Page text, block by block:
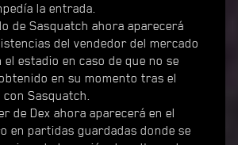
la entrada.
de Sasquatch ahora aparecerá
del vendedor del mercado
el estadio en caso de que no se
en su momento tras el
con Sasquatch.
de Dex ahora aparecerá en el
en partidas guardadas donde se